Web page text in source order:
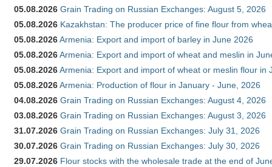
05.08.2026 Grain Trading on Russian Exchanges: August 5, 2026
05.08.2026 Kazakhstan: The producer price of fine flour from
05.08.2026Armenia: Export and import of barley in June 2026
05.08.2026Armenia: Export and import of wheat and meslin in
05.08.2026Armenia: Export and import of wheat or meslin flour in
05.08.2026Armenia: Production of flour in January - June, 2026
04.08.2026 Grain Trading on Russian Exchanges: August 4, 2026
03.08.2026 Grain Trading on Russian Exchanges: August 3, 2026
31.07.2026 Grain Trading on Russian Exchanges: July 31, 2026
30.07.2026 Grain Trading on Russian Exchanges: July 30, 2026
29.07.2026 Flour stocks with the wholesale trade at the end of